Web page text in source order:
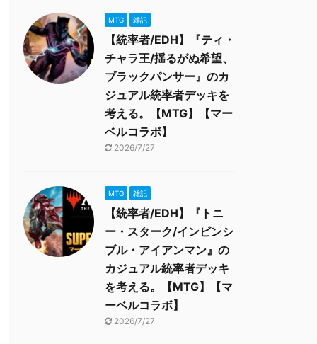
MTG 雑記
【統率者/EDH】『ティ・
チャラ王/揺るがぬ希望、
ブラックパンサー』のカ
ジュアル統率者デッキを
考える。【MTG】【マー
ベルコラボ】
2026/7/27
MTG 雑記
【統率者/EDH】『トニ
ー・スターク/インビンシ
ブル・アイアンマン』の
カジュアル統率者デッキ
を考える。【MTG】【マ
ーベルコラボ】
2026/7/27